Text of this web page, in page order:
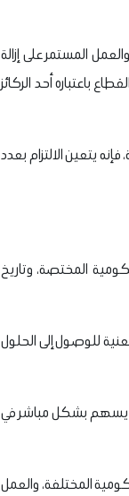
المستمر على إزالة
باعتباره أحد الركائز
يتعين الالتزام بعدد
المختصة، وتاريخ
للوصول إلى الحلول
يسهم بشكل مباشر في
المختلفة، والعمل